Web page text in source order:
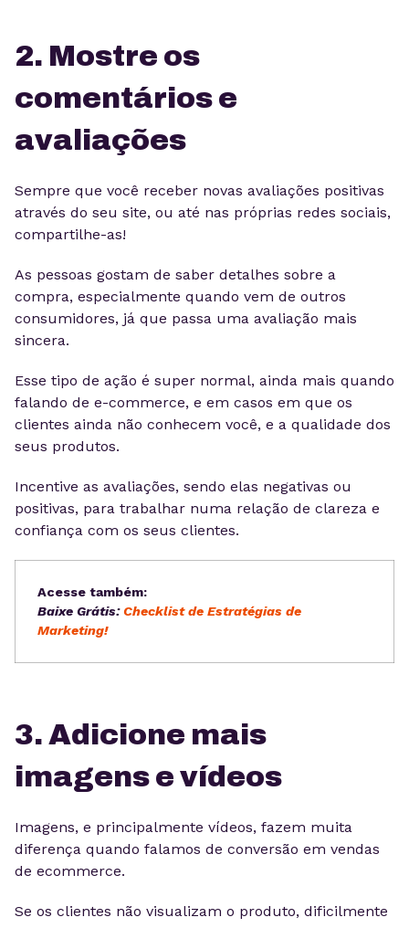
2. Mostre os
comentários e
avaliações
Sempre que você receber novas avaliações positivas
através do seu site, ou até nas próprias redes sociais,
compartilhe-as!
As pessoas gostam de saber detalhes sobre a
compra, especialmente quando vem de outros
consumidores, já que passa uma avaliação mais
sincera.
Esse tipo de ação é super normal, ainda mais quando
falando de e-commerce, e em casos em que os
clientes ainda não conhecem você, e a qualidade dos
seus produtos.
Incentive as avaliações, sendo elas negativas ou
positivas, para trabalhar numa relação de clareza e
confiança com os seus clientes.
Acesse também:
Baixe Grátis:Checklist de Estratégias de
Marketing!
3. Adicione mais
imagens e vídeos
Imagens, e principalmente vídeos, fazem muita
diferença quando falamos de conversão em vendas
de ecommerce.
Se os clientes não visualizam o produto, dificilmente